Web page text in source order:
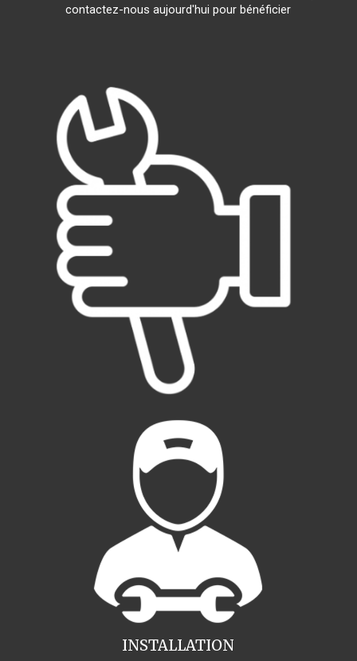
contactez-nous aujourd'hui pour bénéficier
INSTALLATION